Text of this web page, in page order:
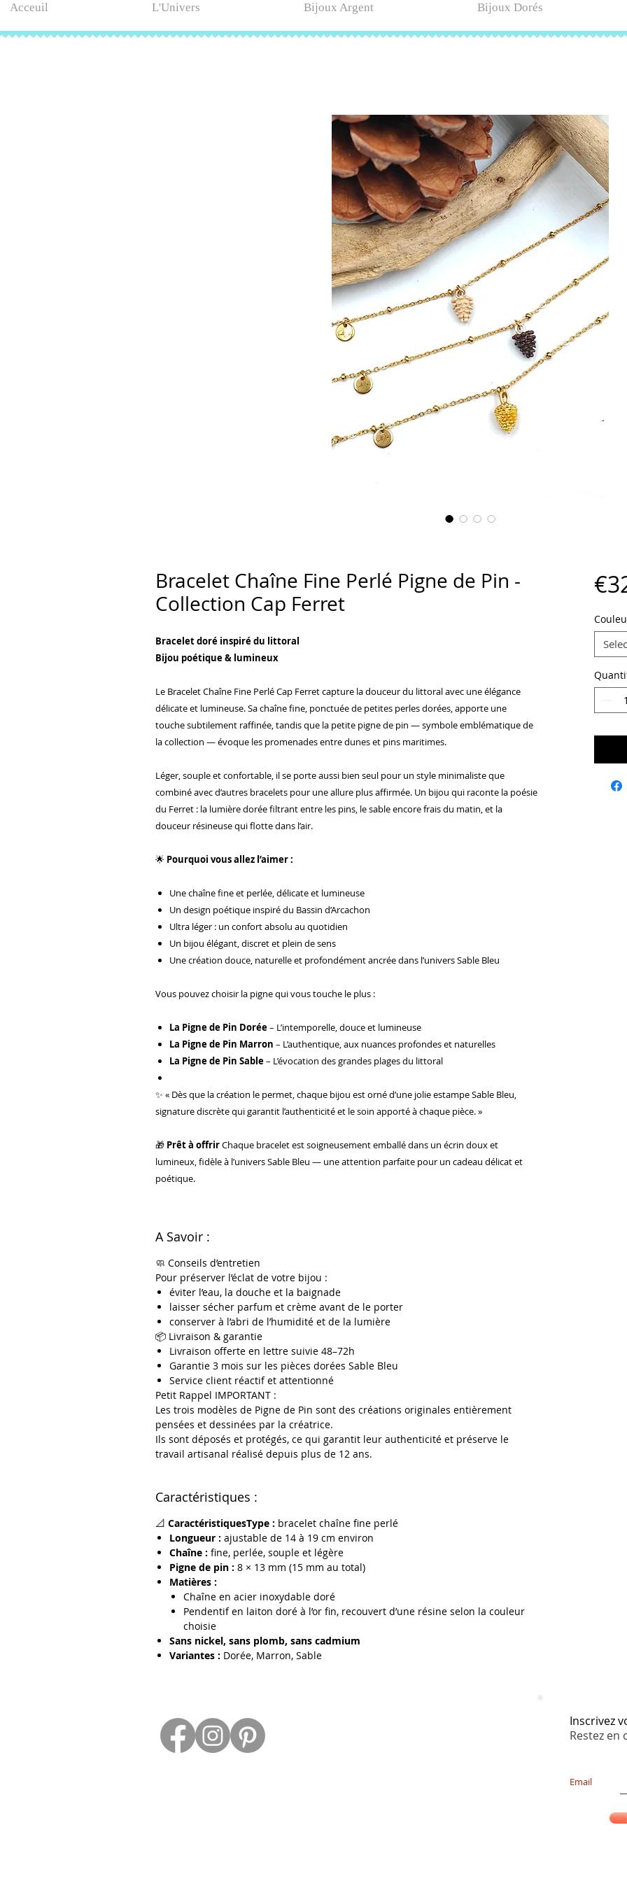
Acceuil L'Univers Bijoux Argent Bijoux Dorés
Bracelet Chaîne Fine Perlé Pigne de Pin -
Collection Cap Ferret
Bracelet doré inspiré du littoral
Bijou poétique & lumineux
Le Bracelet Chaîne Fine Perlé Cap Ferret capture la douceur du littoral avec une élégance
délicate et lumineuse. Sa chaîne fine, ponctuée de petites perles dorées, apporte une
touche subtilement raffinée, tandis que la petite pigne de pin — symbole emblématique de
la collection — évoque les promenades entre dunes et pins maritimes.
Léger, souple et confortable, il se porte aussi bien seul pour un style minimaliste que
combiné avec d’autres bracelets pour une allure plus affirmée. Un bijou qui raconte la poésie
du Ferret : la lumière dorée filtrant entre les pins, le sable encore frais du matin, et la
douceur résineuse qui flotte dans l’air.
🌟 Pourquoi vous allez l’aimer :
Une chaîne fine et perlée, délicate et lumineuse
Un design poétique inspiré du Bassin d’Arcachon
Ultra léger : un confort absolu au quotidien
Un bijou élégant, discret et plein de sens
Une création douce, naturelle et profondément ancrée dans l’univers Sable Bleu
Vous pouvez choisir la pigne qui vous touche le plus :
La Pigne de Pin Dorée– L’intemporelle, douce et lumineuse
La Pigne de Pin Marron – L’authentique, aux nuances profondes et naturelles
La Pigne de Pin Sable– L’évocation des grandes plages du littoral
✨ « Dès que la création le permet, chaque bijou est orné d’une jolie estampe Sable Bleu,
signature discrète qui garantit l’authenticité et le soin apporté à chaque pièce. »
🎁 Prêt à offrirChaque bracelet est soigneusement emballé dans un écrin doux et
lumineux, fidèle à l’univers Sable Bleu — une attention parfaite pour un cadeau délicat et
poétique.
A Savoir :
🧼 Conseils d’entretien
Pour préserver l’éclat de votre bijou :
éviter l’eau, la douche et la baignade
laisser sécher parfum et crème avant de le porter
conserver à l’abri de l’humidité et de la lumière
📦 Livraison & garantie
Livraison offerte en lettre suivie 48–72h
Garantie 3 mois sur les pièces dorées Sable Bleu
Service client réactif et attentionné
Petit Rappel IMPORTANT :
Les trois modèles de Pigne de Pin sont des créations originales entièrement
pensées et dessinées par la créatrice.
Ils sont déposés et protégés, ce qui garantit leur authenticité et préserve le
travail artisanal réalisé depuis plus de 12 ans.
Caractéristiques :
📐 CaractéristiquesType : bracelet chaîne fine perlé
Longueur : ajustable de 14 à 19 cm environ
Chaîne : fine, perlée, souple et légère
Pigne de pin : 8 × 13 mm (15 mm au total)
Matières :
Chaîne en acier inoxydable doré
Pendentif en laiton doré à l’or fin, recouvert d’une résine selon la couleur
choisie
Sans nickel, sans plomb, sans cadmium
Variantes : Dorée, Marron, Sable
Inscrivez
Restez en
Email